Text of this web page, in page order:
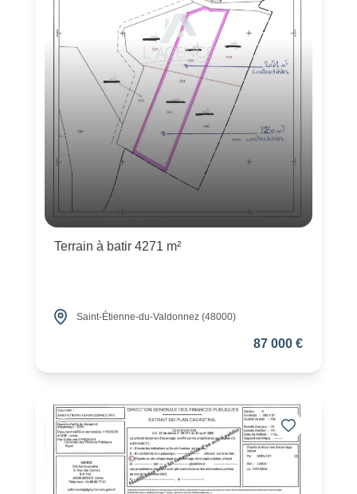
Terrain à batir 4271 m²
Saint-Étienne-du-Valdonnez (48000)
87 000 €